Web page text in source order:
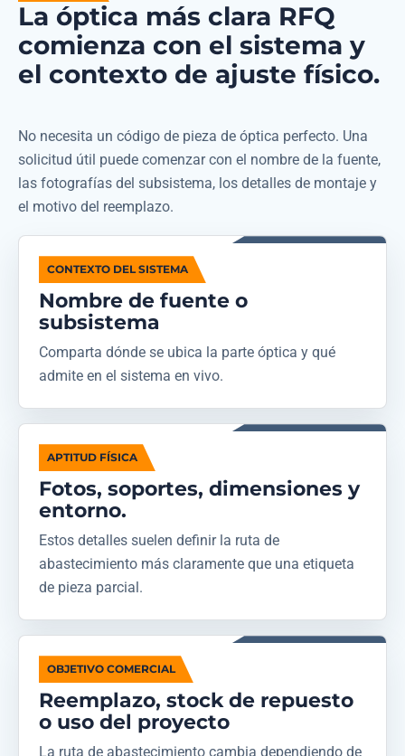
La óptica más clara RFQ
comienza con el sistema y
el contexto de ajuste físico.
No necesita un código de pieza de óptica perfecto. Una
solicitud útil puede comenzar con el nombre de la fuente,
las fotografías del subsistema, los detalles de montaje y
el motivo del reemplazo.
CONTEXTO DEL SISTEMA
Nombre de fuente o
subsistema
Comparta dónde se ubica la parte óptica y qué
admite en el sistema en vivo.
APTITUD FÍSICA
Fotos, soportes, dimensiones y
entorno.
Estos detalles suelen definir la ruta de
abastecimiento más claramente que una etiqueta
de pieza parcial.
OBJETIVO COMERCIAL
Reemplazo, stock de repuesto
o uso del proyecto
La ruta de abastecimiento cambia dependiendo de